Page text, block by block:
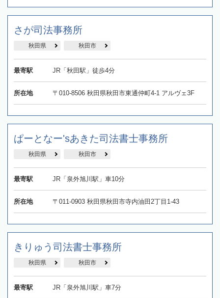
さが司法事務所
秋田県 秋田市
最寄駅 JR「秋田駅」徒歩4分
所在地 〒010-8506 秋田県秋田市東通仲町4-1 アルヴェ3F
ぱーとなー'sあきた司法書士事務所
秋田県 秋田市
最寄駅 JR「泉外旭川駅」車10分
所在地 〒011-0903 秋田県秋田市寺内油田2丁目1-43
きりゅう司法書士事務所
秋田県 秋田市
最寄駅 JR「泉外旭川駅」車7分